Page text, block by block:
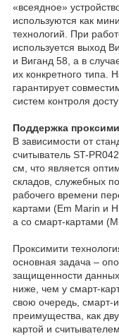
«всеядное»
используются как
технологий. При
используется выход
и Виганд 58, а в
их конкретного типа.
гарантирует
систем контроля
Поддержка
В зависимости от
считыватель ST-
см, что является
складов, служебных
рабочего времени
картами (Em Marin и
а со смарт-картами
Проксимити
основная задача –
защищенности данных
ниже, чем у смарт-
свою очередь, смарт-
преимущества, как
картой и